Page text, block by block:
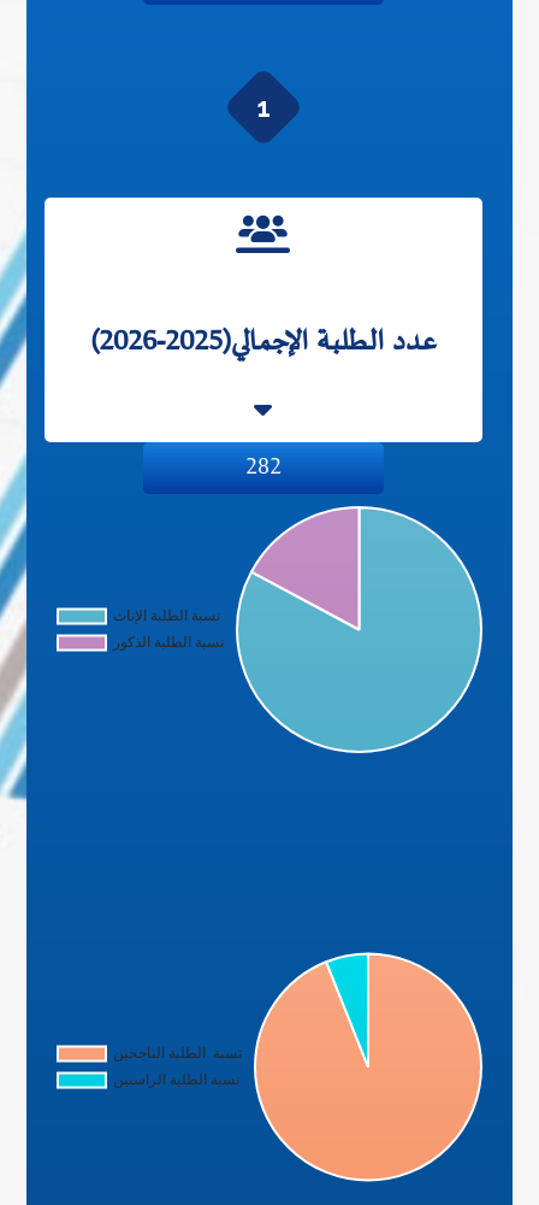
1
عدد الطلبة الإجمالي(2025-2026)
282